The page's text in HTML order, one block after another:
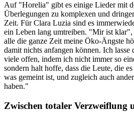
Auf "Horelia" gibt es einige Lieder mit
Überlegungen zu komplexen und
Zeit. Für Clara Luzia sind es
ein Leben lang umtreiben. "Mir ist
alle die ganze Zeit meine Öko-Ängste
damit nichts anfangen können. Ich
viele offen, indem ich nicht immer so
sondern halt hoffe, dass die Leute, die
was gemeint ist, und zugleich auch
haben."
Zwischen totaler Verzweiflung